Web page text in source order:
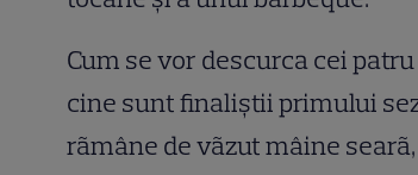
Cum se vor descurca cei
cine sunt finaliştii primului
rãmâne de vãzut mâine searã,